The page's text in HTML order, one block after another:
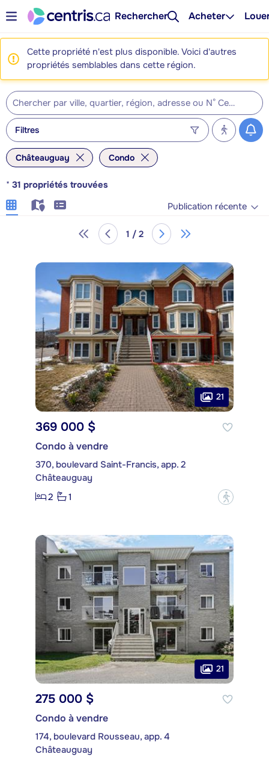
Rechercher Acheter
Cette propriété n'est plus disponible. Voici d'autres
propriétés semblables dans cette région.
Filtres
Châteauguay Condo
* 31 propriétés trouvées
Publication récente
1 / 2
21
369 000 $
Condo à vendre
370, boulevard Saint-Francis, app. 2
Châteauguay
2
1 ?
21
275 000 $
Condo à vendre
174, boulevard Rousseau, app. 4
Châteauguay